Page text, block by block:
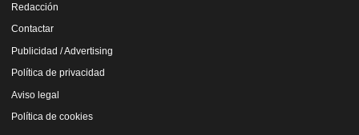
Redacción
Contactar
Publicidad / Advertising
Política de privacidad
Aviso legal
Política de cookies